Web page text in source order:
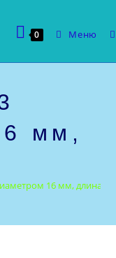
0 Меню
мм,
16 мм, длина